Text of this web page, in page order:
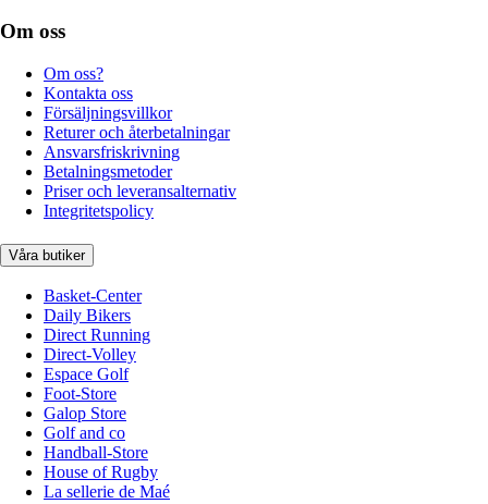
Om oss
Om oss?
Kontakta oss
Försäljningsvillkor
Returer och återbetalningar
Ansvarsfriskrivning
Betalningsmetoder
Priser och leveransalternativ
Integritetspolicy
Våra butiker
Basket-Center
Daily Bikers
Direct Running
Direct-Volley
Espace Golf
Foot-Store
Galop Store
Golf and co
Handball-Store
House of Rugby
La sellerie de Maé